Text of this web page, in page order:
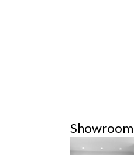
Showroom